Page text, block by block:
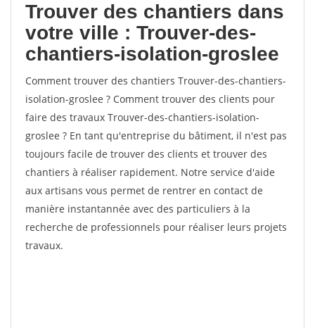
Trouver des chantiers dans
votre ville : Trouver-des-
chantiers-isolation-groslee
Comment trouver des chantiers Trouver-des-chantiers-
isolation-groslee ? Comment trouver des clients pour
faire des travaux Trouver-des-chantiers-isolation-
groslee ? En tant qu'entreprise du bâtiment, il n'est pas
toujours facile de trouver des clients et trouver des
chantiers à réaliser rapidement. Notre service d'aide
aux artisans vous permet de rentrer en contact de
manière instantannée avec des particuliers à la
recherche de professionnels pour réaliser leurs projets
travaux.